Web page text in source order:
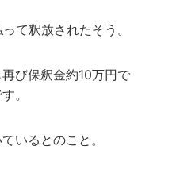
て釈放されたそう。
び保釈金約10万円で
。
いるとのこと。